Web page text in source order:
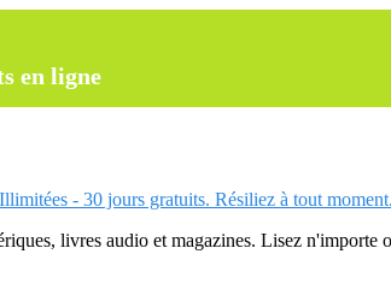
en ligne
- 30 jours gratuits. Résiliez à tout moment.
livres audio et magazines. Lisez